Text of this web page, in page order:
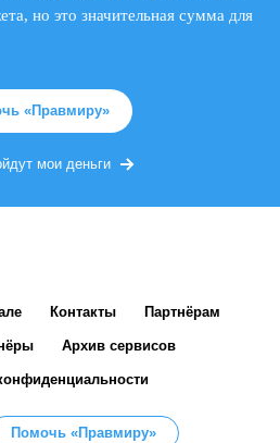
но это значительная сумма для
«Правмиру»
мои деньги
Контакты Партнёрам
Архив сервисов
Помочь «Правмиру»